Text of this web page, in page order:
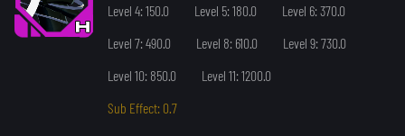
Level 4: 150.0
Level 5: 180.0
Level 6: 370.0
Level 7: 490.0
Level 8: 610.0
Level 9: 730.0
Level 10: 850.0
Level 11: 1200.0
Sub Effect: 0.7